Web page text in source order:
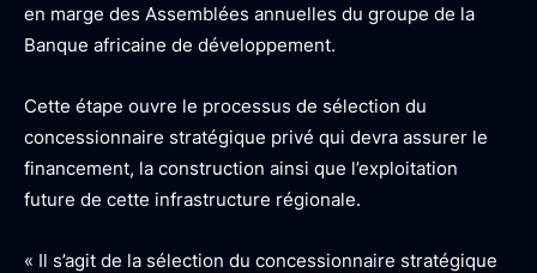
en marge des Assemblées annuelles du groupe de la
Banque africaine de développement.
Cette étape ouvre le processus de sélection du
concessionnaire stratégique privé qui devra assurer le
financement, la construction ainsi que l’exploitation
future de cette infrastructure régionale.
« Il s’agit de la sélection du concessionnaire stratégique